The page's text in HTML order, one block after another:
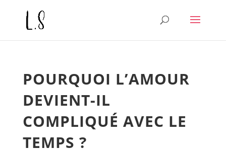
POURQUOI L’AMOUR
DEVIENT-IL
COMPLIQUÉ AVEC LE
TEMPS ?